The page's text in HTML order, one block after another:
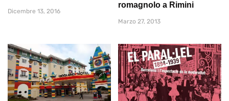
Dicembre 13, 2016
romagnolo a Rimini
Marzo 27, 2013